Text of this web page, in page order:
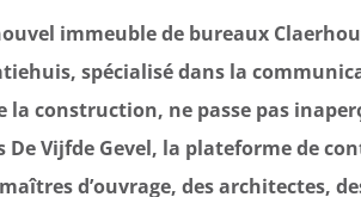
immeuble de bureaux
spécialisé dans la
la construction, ne passe pas
De Vijfde Gevel, la plateforme de
d’ouvrage, des architectes,